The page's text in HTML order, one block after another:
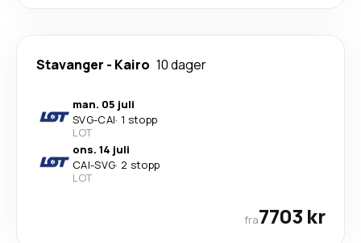
Stavanger - Kairo 10 dager
man. 05 juli
SVG-CAI· 1 stopp
LOT
ons. 14 juli
CAI-SVG· 2 stopp
LOT
fra7703 kr